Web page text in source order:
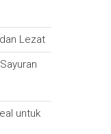
Lezat
untuk